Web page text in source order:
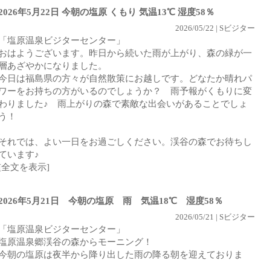
年5月22日 今朝の塩原 くもり 気温13℃ 湿度58％
2026/05/22 | Sビジター
「塩原温泉ビジターセンター」
はようございます。昨日から続いた雨が上がり、森の緑が一
あざやかになりました。
日は福島県の方々が自然散策にお越しです。どなたか晴れパ
ワーをお持ちの方がいるのでしょうか？ 雨予報がくもりに変
りました♪ 雨上がりの森で素敵な出会いがあることでしょ
う！
れでは、よい一日をお過ごしください。渓谷の森でお待ちし
います♪
文を表示]
年5月21日 今朝の塩原 雨 気温18℃ 湿度58％
2026/05/21 | Sビジター
「塩原温泉ビジターセンター」
原温泉郷渓谷の森からモーニング！
朝の塩原は夜半から降り出した雨の降る朝を迎えておりま